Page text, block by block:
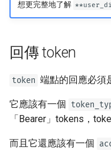
想更完整地了解
回傳 token
token 端點的回應必須
它應該有一個
「Bearer」tokens，
而且它還應該有一個